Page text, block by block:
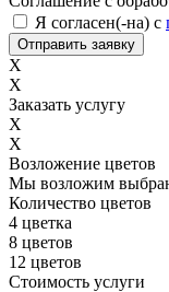
Я согласен(-на) с
X
X
Заказать услугу
X
X
Возложение цветов
Мы возложим
Количество цветов
4 цветка
8 цветов
12 цветов
Стоимость услуги